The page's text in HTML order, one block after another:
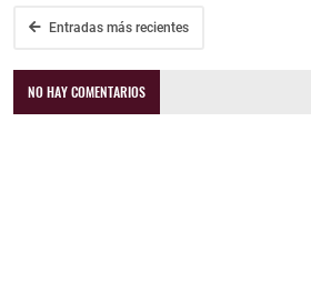
Entradas más recientes
NO HAY COMENTARIOS